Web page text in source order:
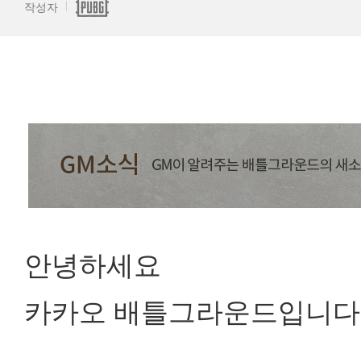
작성자
안녕하세요
카카오 배틀그라운드입니